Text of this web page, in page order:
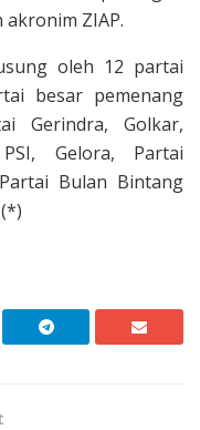
ZIAP.
oleh 12 partai
besar pemenang
Gerindra, Golkar,
Gelora, Partai
Bulan Bintang